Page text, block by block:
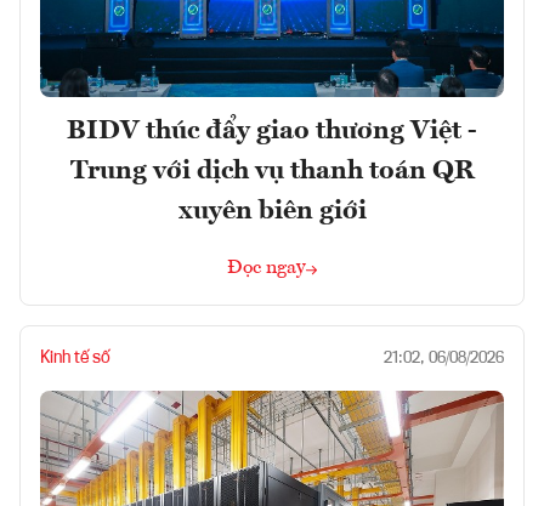
BIDV thúc đẩy giao thương Việt -
Trung với dịch vụ thanh toán QR
xuyên biên giới
Đọc ngay
Kinh tế số 21:02, 06/08/2026